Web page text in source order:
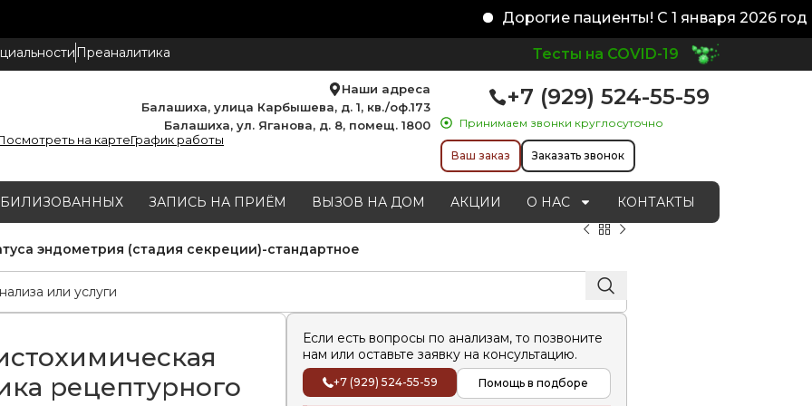
Дорогие пациенты! С 1 января 2026 года
Преаналитика Тесты на COVID-19
Наши адреса
Балашиха, улица Карбышева, д. 1, кв./оф.173
Балашиха, ул. Яганова, д. 8, помещ. 1800
на картеГрафик работы
+7 (929) 524-55-59
Принимаем звонки круглосуточно
Ваш заказ Заказать звонок
ЗАПИСЬ НА ПРИЁМ ВЫЗОВ НА ДОМ АКЦИИ О НАС
КОНТАКТЫ
эндометрия (стадия секреции)-стандартное
рецептурного
Если есть вопросы по анализам, то позвоните
нам или оставьте заявку на консультацию.
+7 (929) 524-55-59 Помощь в подборе